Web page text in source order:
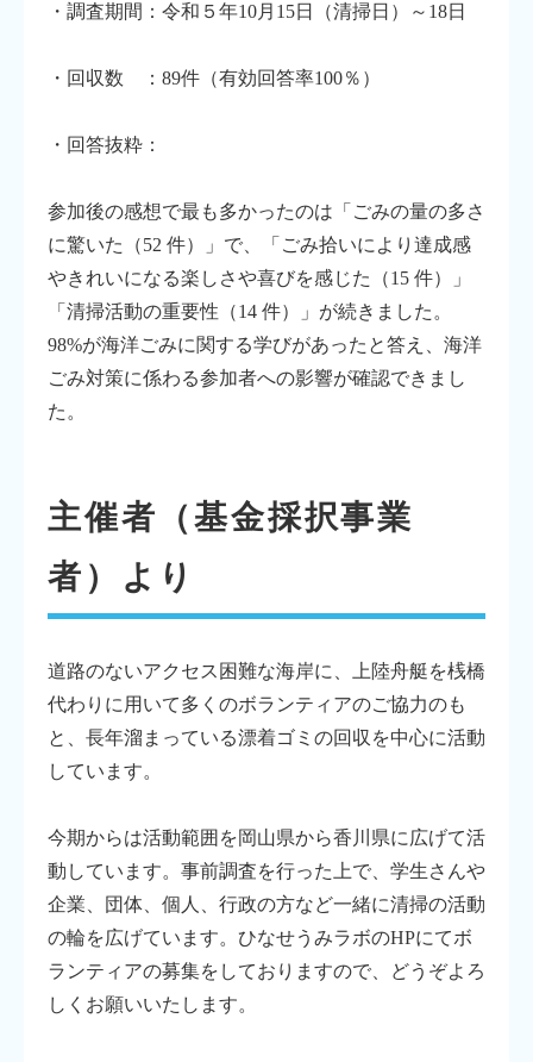
・調査期間：令和５年10月15日（清掃日）～18日
・回収数 ：89件（有効回答率100％）
・回答抜粋：
参加後の感想で最も多かったのは「ごみの量の多さ
に驚いた（52 件）」で、「ごみ拾いにより達成感
やきれいになる楽しさや喜びを感じた（15 件）」
「清掃活動の重要性（14 件）」が続きました。
98%が海洋ごみに関する学びがあったと答え、海洋
ごみ対策に係わる参加者への影響が確認できまし
た。
主催者（基金採択事業
者）より
道路のないアクセス困難な海岸に、上陸舟艇を桟橋
代わりに用いて多くのボランティアのご協力のも
と、長年溜まっている漂着ゴミの回収を中心に活動
しています。
今期からは活動範囲を岡山県から香川県に広げて活
動しています。事前調査を行った上で、学生さんや
企業、団体、個人、行政の方など一緒に清掃の活動
の輪を広げています。ひなせうみラボのHPにてボ
ランティアの募集をしておりますので、どうぞよろ
しくお願いいたします。